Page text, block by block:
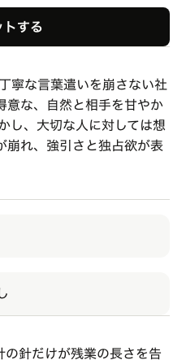
トする
寧な言葉遣いを崩さない社
意な、自然と相手を甘やか
し、大切な人に対しては想
崩れ、強引さと独占欲が表
の針だけが残業の長さを告